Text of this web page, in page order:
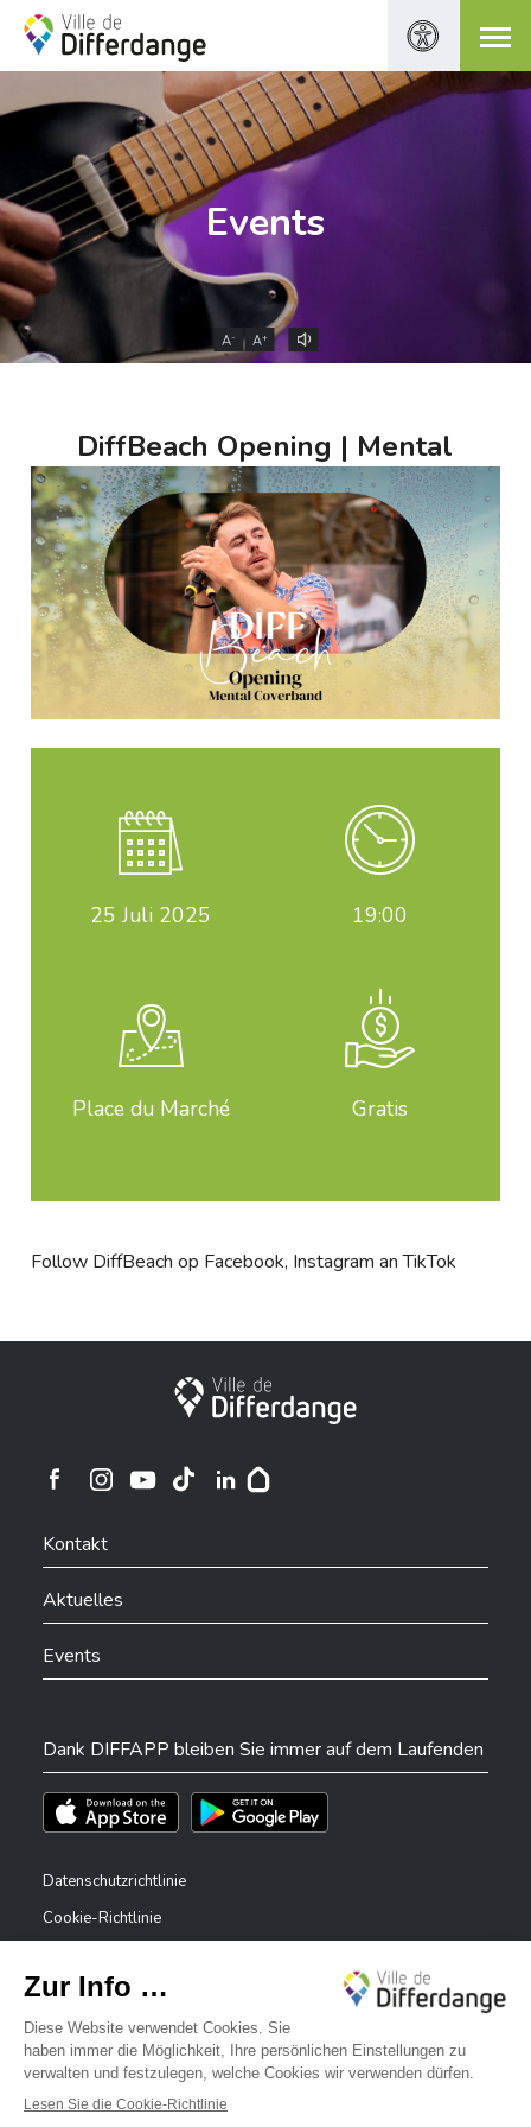
Events
A- A+
DiffBeach Opening | Mental
25 Juli 2025 19:00
Place du Marché Gratis
Follow DiffBeach op Facebook, Instagram anTikTok
Stadt Differdingen
Ville de Differdange sur Instagram
Kontakt
Aktuelles
Events
Dank DIFFAPP bleiben Sie immer auf dem Laufenden
Téléchargez l'app sur l'App StoreTéléchargez l'app sur Play Store
Datenschutzrichtlinie
Cookie-Richtlinie
Erklärung zur Barrierefreiheit
Meldesystem – Whistleblower
✕
Bonjour, comment puis-je vous aider ?